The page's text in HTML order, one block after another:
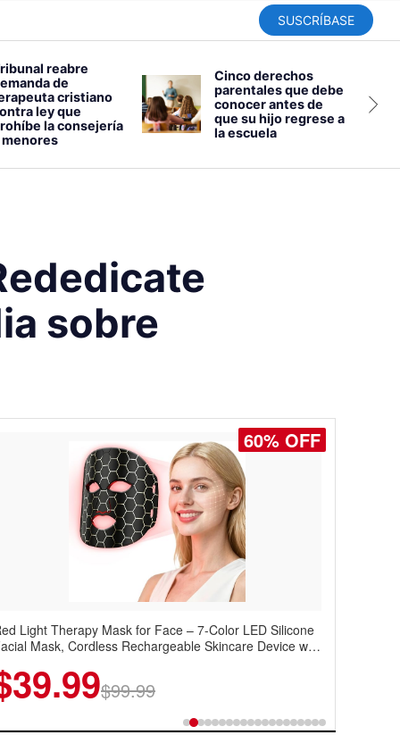
SUSCRÍBASE
reabre
de
cristiano
ley que
la consejería
menores
Cinco derechos
parentales que debe
conocer antes de
que su hijo regrese a
la escuela
sobre
60% OFF
Light Therapy Mask for Face – 7-Color LED Silicone
Mask, Cordless Rechargeable Skincare Device with
$99.99
77% OFF
Slim Fit Polo Shirt – Quick Dry Moisture Wicking,
Elasticity, Athletic Fit Polo for Golf, Tennis, Work &
$29.99